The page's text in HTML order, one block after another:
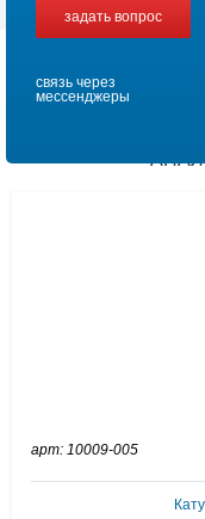
задать вопрос
связь через
мессенджеры
арт: 10009-005